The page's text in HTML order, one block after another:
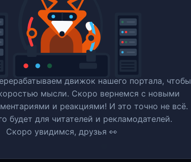
движок нашего портала, чтобы
мысли. Скоро вернемся c новыми
и реакциями! И это точно не всё.
будет для читателей и рекламодателей.
Скоро увидимся, друзья 👀